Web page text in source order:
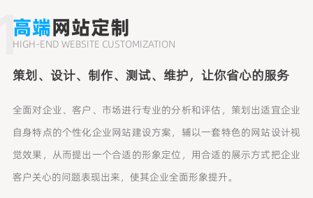
高端网站定制
HIGH-END WEBSITE CUSTOMIZATION
策划、设计、制作、测试、维护，让你省心的服务
全面对企业、客户、市场进行专业的分析和评估，策划出适宜企业
自身特点的个性化企业网站建设方案，辅以一套特色的网站设计视
觉效果，从而提出一个合适的形象定位，用合适的展示方式把企业
客户关心的问题表现出来，使其企业全面形象提升。